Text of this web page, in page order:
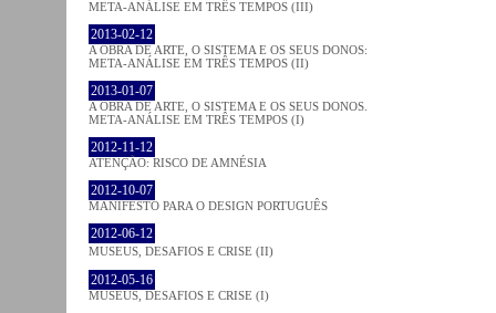
META-ANÁLISE EM TRÊS TEMPOS (III)
2013-02-12
A OBRA DE ARTE, O SISTEMA E OS SEUS DONOS:
META-ANÁLISE EM TRÊS TEMPOS (II)
2013-01-07
A OBRA DE ARTE, O SISTEMA E OS SEUS DONOS.
META-ANÁLISE EM TRÊS TEMPOS (I)
2012-11-12
ATENÇÃO: RISCO DE AMNÉSIA
2012-10-07
MANIFESTO PARA O DESIGN PORTUGUÊS
2012-06-12
MUSEUS, DESAFIOS E CRISE (II)
2012-05-16
MUSEUS, DESAFIOS E CRISE (I)